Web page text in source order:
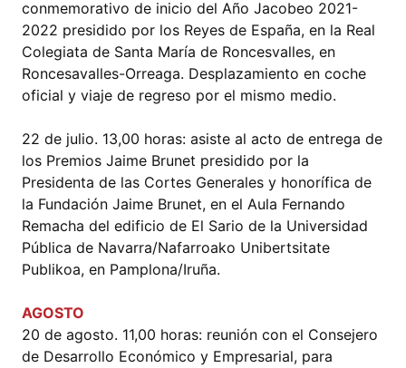
conmemorativo de inicio del Año Jacobeo 2021-
2022 presidido por los Reyes de España, en la Real
Colegiata de Santa María de Roncesvalles, en
Roncesavalles-Orreaga. Desplazamiento en coche
oficial y viaje de regreso por el mismo medio.
22 de julio. 13,00 horas: asiste al acto de entrega de
los Premios Jaime Brunet presidido por la
Presidenta de las Cortes Generales y honorífica de
la Fundación Jaime Brunet, en el Aula Fernando
Remacha del edificio de El Sario de la Universidad
Pública de Navarra/Nafarroako Unibertsitate
Publikoa, en Pamplona/Iruña.
AGOSTO
20 de agosto. 11,00 horas: reunión con el Consejero
de Desarrollo Económico y Empresarial, para